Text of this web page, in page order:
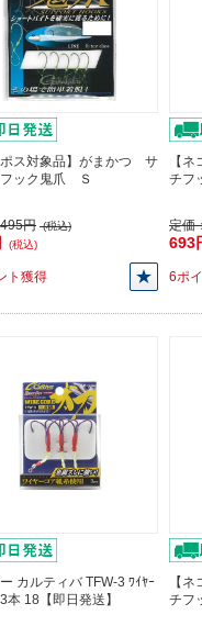
ポス対象品】がまかつ サ
ック鬼爪 Ｓ
495円 (税込)
(税込)
ト獲得
【
チフ
定価
693
6ポ
カルティバ TFW-3 ﾜｲﾔｰ
本 18【即日発送】
【
チフ